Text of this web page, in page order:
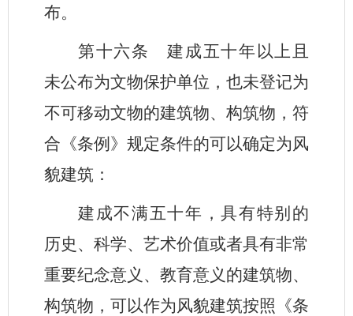
布。
第十六条
建成五十年以上且
未公布为文物保护单位，也未登记为
不可移动文物的建筑物、构筑物，符
合《条例》规定条件的可以确定为风
貌建筑：
建成不满五十年，具有特别的
历史、科学、艺术价值或者具有非常
重要纪念意义、教育意义的建筑物、
构筑物，可以作为风貌建筑按照《条